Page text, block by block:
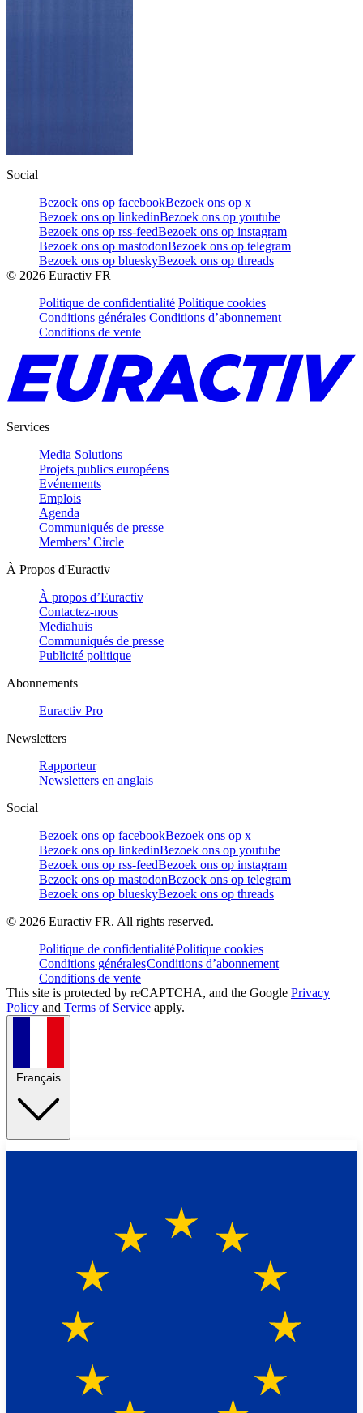
Social
Bezoek ons op facebookBezoek ons op x
Bezoek ons op linkedinBezoek ons op youtube
Bezoek ons op rss-feedBezoek ons op instagram
Bezoek ons op mastodonBezoek ons op telegram
Bezoek ons op blueskyBezoek ons op threads
© 2026 Euractiv FR
Politique de confidentialité Politique cookies
Conditions générales Conditions d’abonnement
Conditions de vente
Services
Media Solutions
Projets publics européens
Evénements
Emplois
Agenda
Communiqués de presse
Members’ Circle
À Propos d'Euractiv
À propos d’Euractiv
Contactez-nous
Mediahuis
Communiqués de presse
Publicité politique
Abonnements
Euractiv Pro
Newsletters
Rapporteur
Newsletters en anglais
Social
Bezoek ons op facebookBezoek ons op x
Bezoek ons op linkedinBezoek ons op youtube
Bezoek ons op rss-feedBezoek ons op instagram
Bezoek ons op mastodonBezoek ons op telegram
Bezoek ons op blueskyBezoek ons op threads
© 2026 Euractiv FR. All rights reserved.
Politique de confidentialitéPolitique cookies
Conditions généralesConditions d’abonnement
Conditions de vente
This site is protected by reCAPTCHA, and the Google Privacy
Policy and Terms of Service apply.
Français